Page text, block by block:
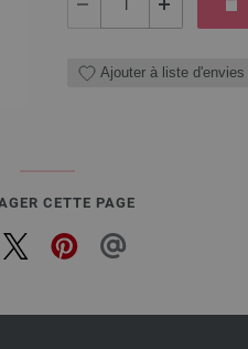
Ajouter à liste d'envies
CETTE PAGE